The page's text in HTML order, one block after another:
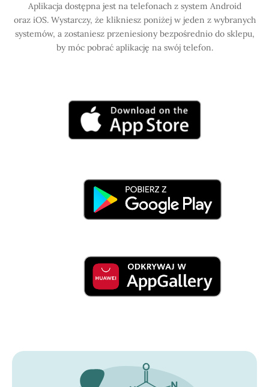
Aplikacja dostępna jest na telefonach z system Android
oraz iOS. Wystarczy, że klikniesz poniżej w jeden z wybranych
systemów, a zostaniesz przeniesiony bezpośrednio do sklepu,
by móc pobrać aplikację na swój telefon.